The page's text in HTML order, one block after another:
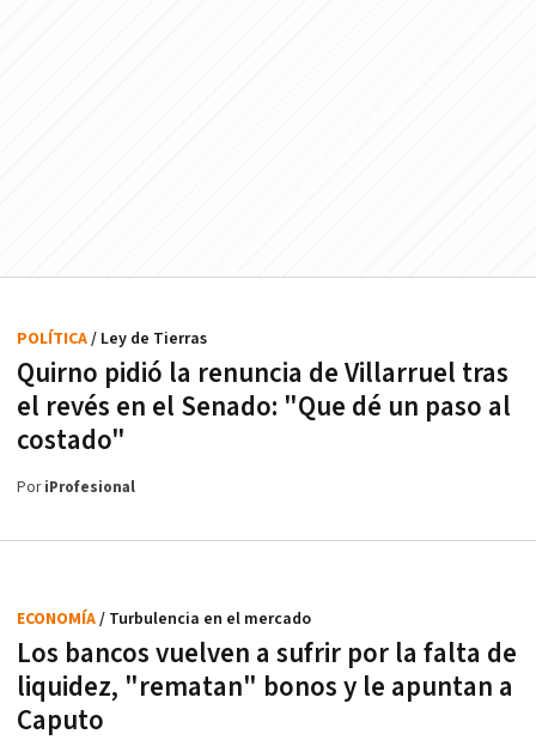
Quirno pidió la renuncia de Villarruel tras
el revés en el Senado: "Que dé un paso al
costado"
POLÍTICA/ Ley de Tierras
PoriProfesional
Los bancos vuelven a sufrir por la falta de
liquidez, "rematan" bonos y le apuntan a
Caputo
ECONOMÍA/ Turbulencia en el mercado